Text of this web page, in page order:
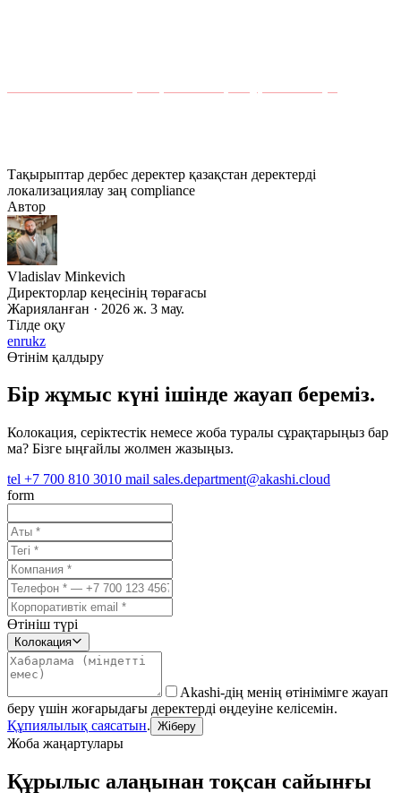
Тақырыптар дербес деректер қазақстан деректерді
локализациялау заң compliance
Автор
Vladislav Minkevich
Директорлар кеңесінің төрағасы
Жарияланған · 2026 ж. 3 мау.
Тілде оқу
enrukz
Өтінім қалдыру
Бір жұмыс күні ішінде жауап береміз.
Колокация, серіктестік немесе жоба туралы сұрақтарыңыз бар
ма? Бізге ыңғайлы жолмен жазыңыз.
tel +7 700 810 3010 mail sales.department@akashi.cloud
form
Өтініш түрі
Колокация
Akashi-дің менің өтінімімге жауап
беру үшін жоғарыдағы деректерді өңдеуіне келісемін.
Құпиялылық саясатын. Жіберу
Жоба жаңартулары
Құрылыс алаңынан тоқсан сайынғы